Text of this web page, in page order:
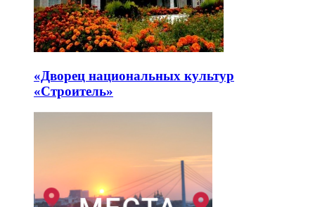
«Дворец национальных культур
«Строитель»